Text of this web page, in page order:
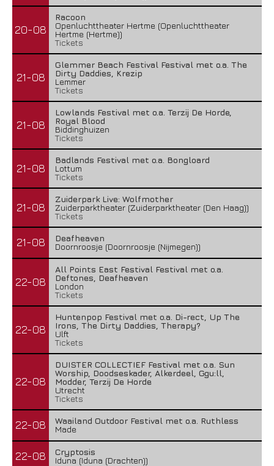
20-08
Racoon
Openluchttheater Hertme (Openluchttheater
Hertme (Hertme))
Tickets
21-08
Glemmer Beach Festival Festival met o.a. The
Dirty Daddies, Krezip
Lemmer
Tickets
21-08
Lowlands Festival met o.a. Terzij De Horde,
Royal Blood
Biddinghuizen
Tickets
21-08
Badlands Festival met o.a. Bongloard
Lottum
Tickets
21-08
Zuiderpark Live: Wolfmother
Zuiderparktheater (Zuiderparktheater (Den Haag))
Tickets
21-08
Deafheaven
Doornroosje (Doornroosje (Nijmegen))
22-08
All Points East Festival Festival met o.a.
Deftones, Deafheaven
London
Tickets
22-08
Huntenpop Festival met o.a. Di-rect, Up The
Irons, The Dirty Daddies, Therapy?
Ulft
Tickets
22-08
DUISTER COLLECTIEF Festival met o.a. Sun
Worship, Doodseskader, Alkerdeel, Ggu:ll,
Modder, Terzij De Horde
Utrecht
Tickets
22-08
Waailand Outdoor Festival met o.a. Ruthless
Made
22-08
Cryptosis
Iduna (Iduna (Drachten))